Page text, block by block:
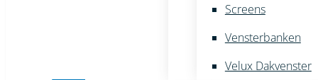
Screens
Vensterbanken
Velux Dakvenster